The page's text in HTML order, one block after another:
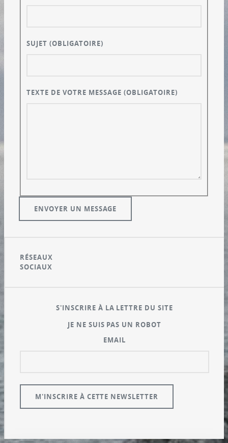
SUJET(OBLIGATOIRE)
TEXTE DE VOTRE MESSAGE(OBLIGATOIRE)
RÉSEAUX
SOCIAUX
S'INSCRIRE À LA LETTRE DU SITE
JE NE SUIS PAS UN ROBOT
EMAIL